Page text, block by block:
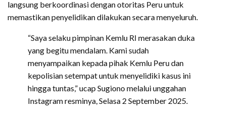
langsung berkoordinasi dengan otoritas Peru untuk
memastikan penyelidikan dilakukan secara menyeluruh.
“Saya selaku pimpinan Kemlu RI merasakan duka
yang begitu mendalam. Kami sudah
menyampaikan kepada pihak Kemlu Peru dan
kepolisian setempat untuk menyelidiki kasus ini
hingga tuntas,” ucap Sugiono melalui unggahan
Instagram resminya, Selasa 2 September 2025.